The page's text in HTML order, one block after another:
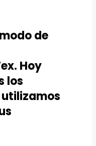
de
Hoy
los